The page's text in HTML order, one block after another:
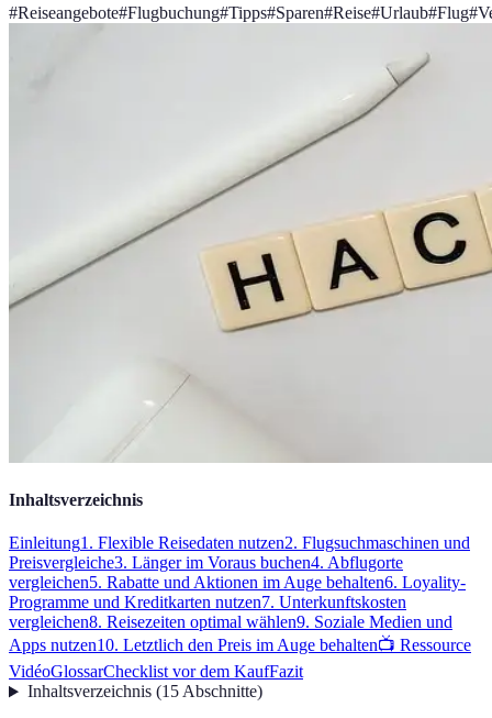
#Reiseangebote#Flugbuchung#Tipps#Sparen#Reise#Urlaub#Flug#
Inhaltsverzeichnis
Einleitung1. Flexible Reisedaten nutzen2. Flugsuchmaschinen und
Preisvergleiche3. Länger im Voraus buchen4. Abflugorte
vergleichen5. Rabatte und Aktionen im Auge behalten6. Loyality-
Programme und Kreditkarten nutzen7. Unterkunftskosten
vergleichen8. Reisezeiten optimal wählen9. Soziale Medien und
Apps nutzen10. Letztlich den Preis im Auge behalten📺 Ressource
VidéoGlossarChecklist vor dem KaufFazit
Inhaltsverzeichnis(15Abschnitte)